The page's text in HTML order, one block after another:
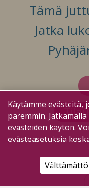
Tämä
Jatka
Käytämme evästeitä,
paremmin.
evästeiden käytön.
evästeasetuksia